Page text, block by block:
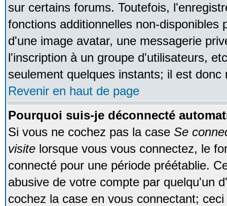
sur certains forums. Toutefois,
fonctions additionnelles non-disponibles
d'une image avatar, une messagerie
l'inscription à un groupe d'utilisateurs,
seulement quelques instants; il est
Revenir en haut de page
Pourquoi suis-je déconnecté
Si vous ne cochez pas la case Se
visite lorsque vous vous connectez, le
connecté pour une période préétablie.
abusive de votre compte par quelqu'un
cochez la case en vous connectant;